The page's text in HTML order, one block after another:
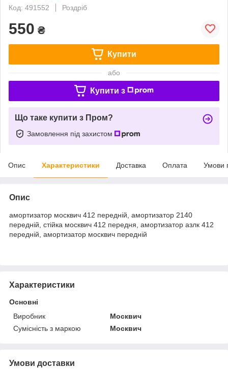
Код: 491552
Роздріб
550 ₴
Купити
або
Купити з
Що таке купити з Пром?
Замовлення під захистом
Опис Характеристики Доставка Оплата Умови
Опис
амортизатор москвич 412 передній, амортизатор 2140
передній, стійка москвич 412 передня, амортизатор азлк 412
передній, амортизатор москвич передній
Характеристики
Основні
Виробник
Москвич
Сумісність з маркою
Москвич
Умови доставки